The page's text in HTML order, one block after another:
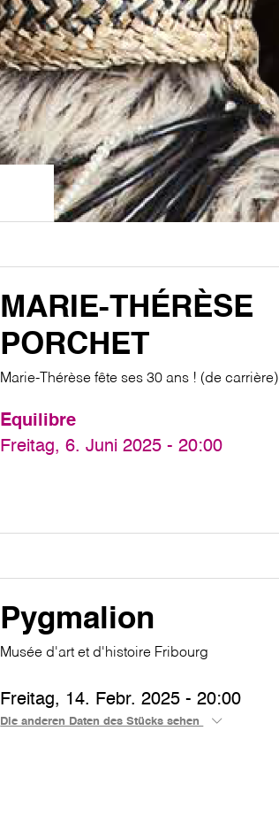
MARIE-THÉRÈSE
PORCHET
Marie-Thérèse fête ses 30 ans ! (de carrière)
Equilibre
Freitag, 6. Juni 2025 - 20:00
Pygmalion
Musée d'art et d'histoire Fribourg
Freitag, 14. Febr. 2025 - 20:00
Die anderen Daten des Stücks sehen